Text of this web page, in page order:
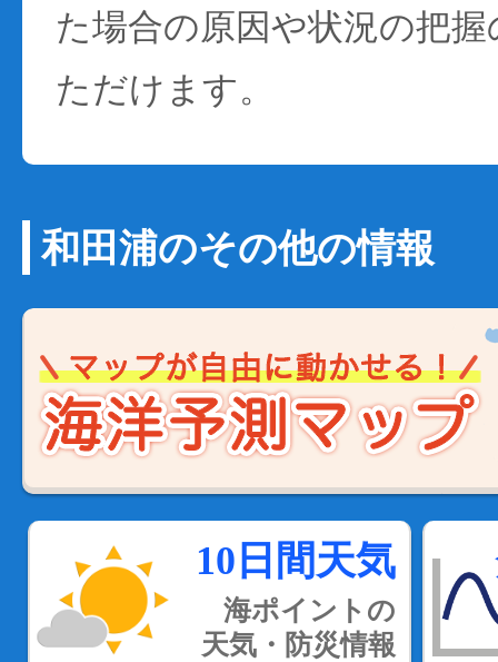
た場合の原因や状況の把
ただけます。
和田浦のその他の情報
10日間天気
海ポイントの
天気・防災情報